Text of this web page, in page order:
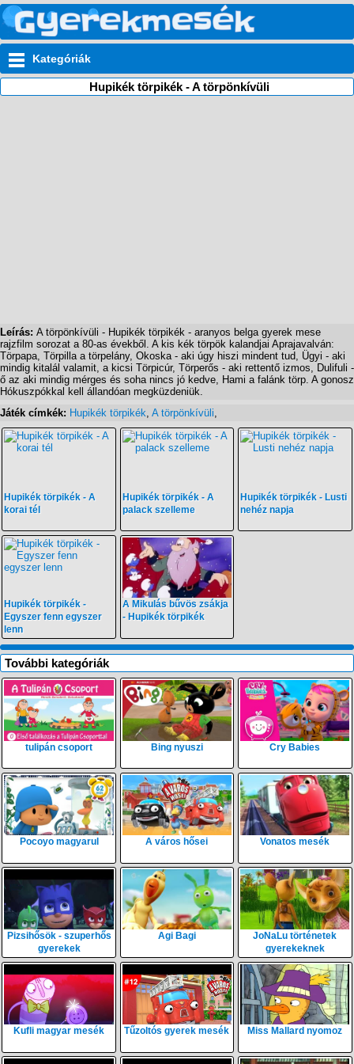
Kategóriák
Hupikék törpikék - A törpönkívüli
Leírás: A törpönkívüli - Hupikék törpikék - aranyos belga gyerek mese
rajzfilm sorozat a 80-as évekből. A kis kék törpök kalandjai Aprajavalván:
Törpapa, Törpilla a törpelány, Okoska - aki úgy hiszi mindent tud, Ügyi - aki
mindig kitalál valamit, a kicsi Törpicúr, Törperős - aki rettentő izmos, Dulifuli -
ő az aki mindig mérges és soha nincs jó kedve, Hami a falánk törp. A gonosz
Hókuszpókkal kell állandóan megküzdeniük.
Játék címkék: Hupikék törpikék, A törpönkívüli,
Hupikék törpikék - A
korai tél
Hupikék törpikék - A
palack szelleme
Hupikék törpikék - Lusti
nehéz napja
Hupikék törpikék -
Egyszer fenn egyszer
lenn
A Mikulás bűvös zsákja
- Hupikék törpikék
További kategóriák
tulipán csoport Bing nyuszi Cry Babies
Pocoyo magyarul A város hősei Vonatos mesék
Pizsihősök - szuperhős
gyerekek
Agi Bagi
JoNaLu történetek
gyerekeknek
Kufli magyar mesék Tűzoltós gyerek mesék Miss Mallard nyomoz